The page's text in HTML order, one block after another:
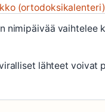
(ortodoksikalenteri)
nimipäivää
lähteet voivat